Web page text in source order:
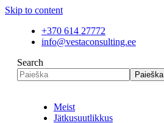
Skip to content
+370 614 27772
info@vestaconsulting.ee
Search
Paieška
Meist
Jätkusuutlikkus